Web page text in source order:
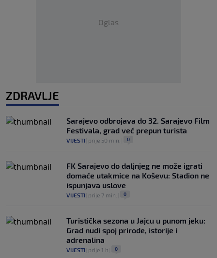
Oglas
ZDRAVLJE
Sarajevo odbrojava do 32. Sarajevo Film
Festivala, grad već prepun turista
VIJESTI prije 50 min. 0
FK Sarajevo do daljnjeg ne može igrati
domaće utakmice na Koševu: Stadion ne
ispunjava uslove
VIJESTI prije 7 min. 0
Turistička sezona u Jajcu u punom jeku:
Grad nudi spoj prirode, istorije i
adrenalina
VIJESTI prije 1 h 0